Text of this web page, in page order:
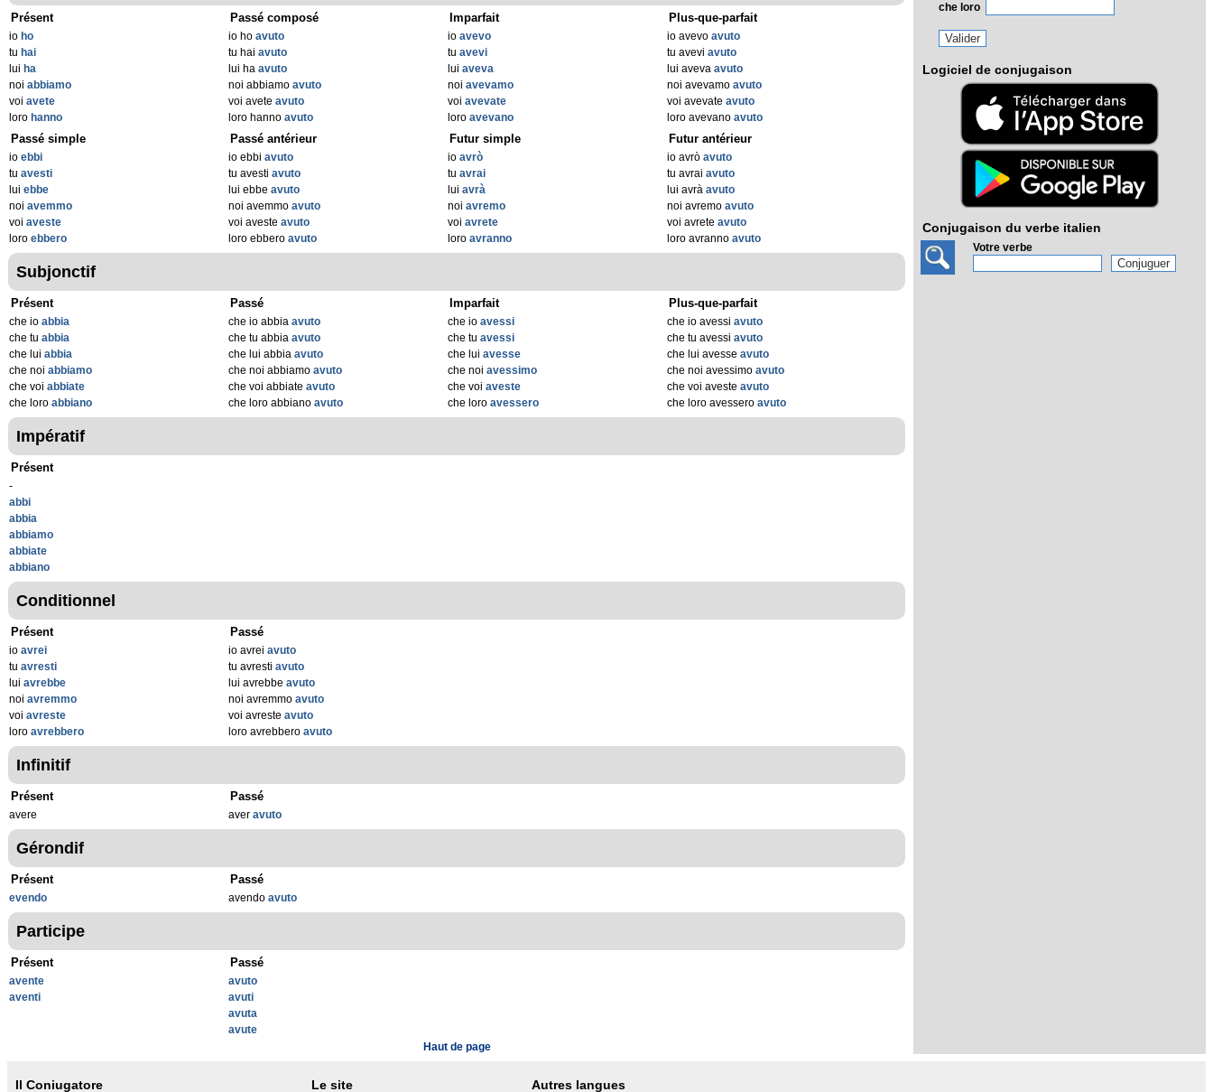
Présent
io ho
tu hai
lui ha
noi abbiamo
voi avete
loro hanno
Passé composé
io hoavuto
tu haiavuto
lui haavuto
noi abbiamoavuto
voi aveteavuto
loro hannoavuto
Imparfait
ioavevo
tuavevi
luiaveva
noiavevamo
voiavevate
loroavevano
Plus-que-parfait
io avevoavuto
tu aveviavuto
lui avevaavuto
noi avevamoavuto
voi avevateavuto
loro avevanoavuto
Passé simple
io ebbi
tu avesti
lui ebbe
noi avemmo
voi aveste
loro ebbero
Passé antérieur
io ebbiavuto
tu avestiavuto
lui ebbeavuto
noi avemmoavuto
voi avesteavuto
loro ebberoavuto
Futur simple
ioavrò
tuavrai
luiavrà
noiavremo
voiavrete
loroavranno
Futur antérieur
io avròavuto
tu avraiavuto
lui avràavuto
noi avremoavuto
voi avreteavuto
loro avrannoavuto
Subjonctif
Présent
che io abbia
che tu abbia
che lui abbia
che noi abbiamo
che voi abbiate
che loro abbiano
Passé
che io abbiaavuto
che tu abbiaavuto
che lui abbiaavuto
che noi abbiamoavuto
che voi abbiateavuto
che loro abbianoavuto
Imparfait
che ioavessi
che tuavessi
che luiavesse
che noiavessimo
che voiaveste
che loroavessero
Plus-que-parfait
che io avessiavuto
che tu avessiavuto
che lui avesseavuto
che noi avessimoavuto
che voi avesteavuto
che loro avesseroavuto
Impératif
Présent
-
abbi
abbia
abbiamo
abbiate
abbiano
Conditionnel
Présent
io avrei
tu avresti
lui avrebbe
noi avremmo
voi avreste
loro avrebbero
Passé
io avreiavuto
tu avrestiavuto
lui avrebbeavuto
noi avremmoavuto
voi avresteavuto
loro avrebberoavuto
Infinitif
Présent
avere
Passé
averavuto
Gérondif
Présent
evendo
Passé
avendoavuto
Participe
Présent
avente
aventi
Passé
avuto
avuti
avuta
avute
Haut de page
che loro
Logiciel de conjugaison
Conjugaison du verbe italien
Votre verbe
Il Coniugatore Le site Autres langues